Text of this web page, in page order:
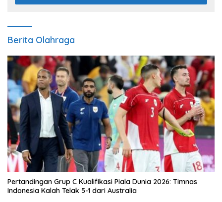
Berita Olahraga
Pertandingan Grup C Kualifikasi Piala Dunia 2026: Timnas
Indonesia Kalah Telak 5-1 dari Australia